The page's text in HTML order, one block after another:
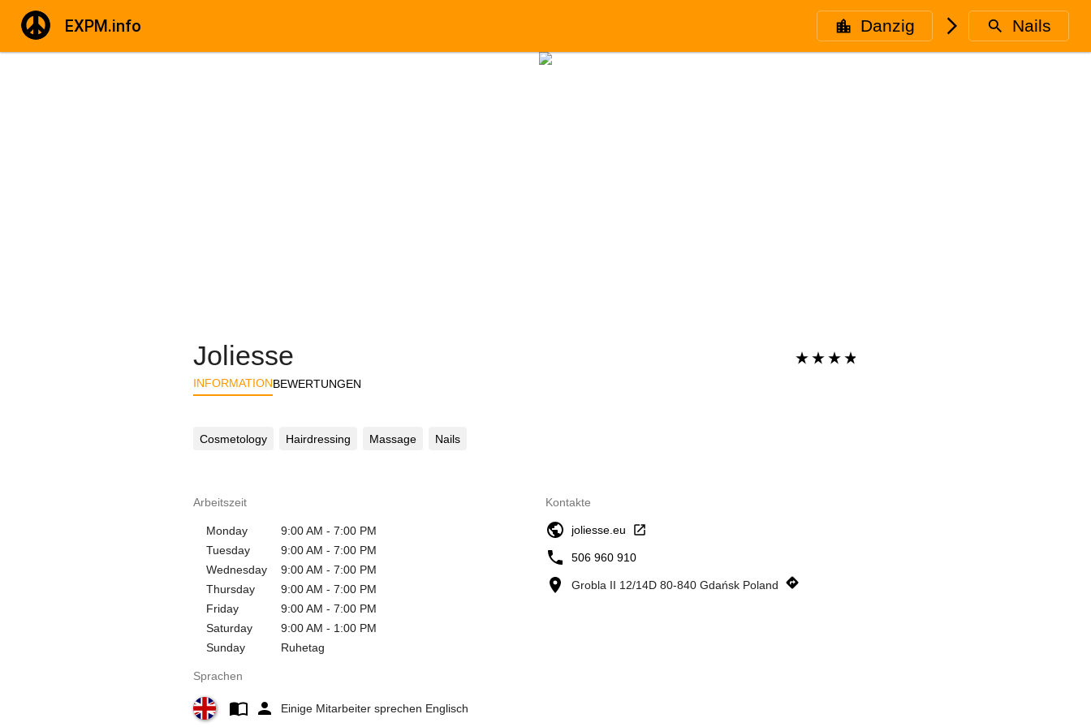
EXPM.info Danzig 🮥 Nails
Joliesse
INFORMATIONBEWERTUNGEN
Cosmetology Hairdressing Massage Nails
Arbeitszeit
Monday
9:00 AM - 7:00 PM
Tuesday
9:00 AM - 7:00 PM
Wednesday
9:00 AM - 7:00 PM
Thursday
9:00 AM - 7:00 PM
Friday
9:00 AM - 7:00 PM
Saturday
9:00 AM - 1:00 PM
Sunday
Ruhetag
Sprachen
Einige Mitarbeiter sprechen Englisch
Kontakte
joliesse.eu
506 960 910
Grobla II 12/14D 80-840 Gdańsk Poland